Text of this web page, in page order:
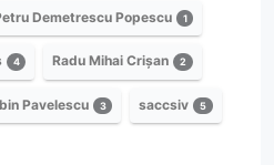
Demetrescu Popescu 1
4 Radu Mihai Crișan 2
Pavelescu 3 saccsiv 5